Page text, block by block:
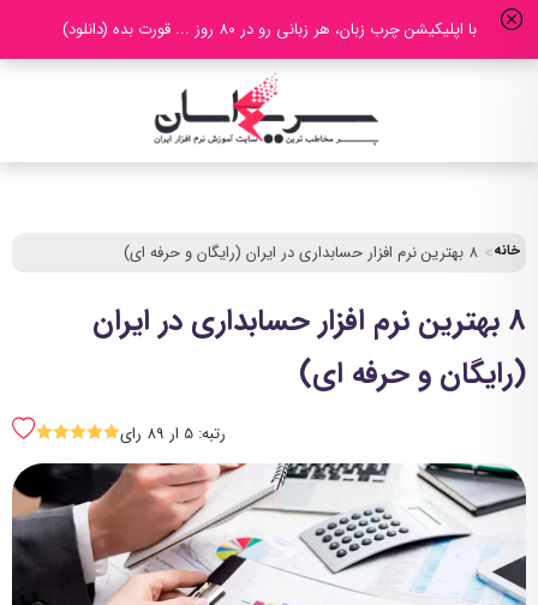
با اپلیکیشن چرب زبان، هر زبانی رو در 80 روز ... قورت بده (دانلود)
خانه 8 بهترین نرم افزار حسابداری در ایران (رایگان و حرفه ای)
8 بهترین نرم افزار حسابداری در ایران
(رایگان و حرفه ای)
رتبه: 5 ار 89 رای SSSSS